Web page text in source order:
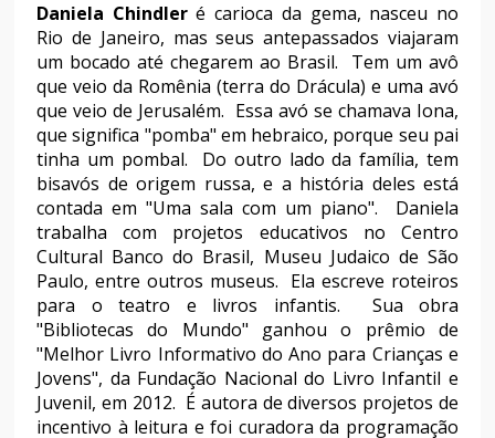
Daniela Chindleré carioca da gema, nasceu no
Rio de Janeiro, mas seus antepassados viajaram
um bocado até chegarem ao Brasil. Tem um avô
que veio da Romênia (terra do Drácula) e uma avó
que veio de Jerusalém. Essa avó se chamava Iona,
que significa "pomba" em hebraico, porque seu pai
tinha um pombal. Do outro lado da família, tem
bisavós de origem russa, e a história deles está
contada em "Uma sala com um piano". Daniela
trabalha com projetos educativos no Centro
Cultural Banco do Brasil, Museu Judaico de São
Paulo, entre outros museus. Ela escreve roteiros
para o teatro e livros infantis. Sua obra
"Bibliotecas do Mundo" ganhou o prêmio de
"Melhor Livro Informativo do Ano para Crianças e
Jovens", da Fundação Nacional do Livro Infantil e
Juvenil, em 2012. É autora de diversos projetos de
incentivo à leitura e foi curadora da programação